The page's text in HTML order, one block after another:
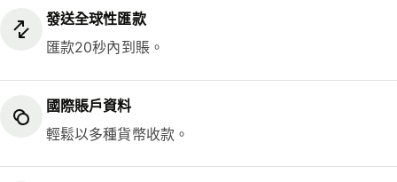
發送全球性匯款
匯款20秒內到賬。
國際賬戶資料
輕鬆以多種貨幣收款。